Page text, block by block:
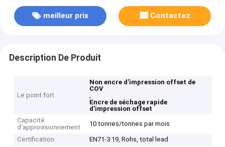
meilleur prix Contactez
Description De Produit
Le point fort
Non encre d'impression offset de
COV
,
Encre de séchage rapide
d'impression offset
Capacité
d'approvisionnement
10 tonnes/tonnes par mois
Certification
EN71-3 19, Rohs, total lead